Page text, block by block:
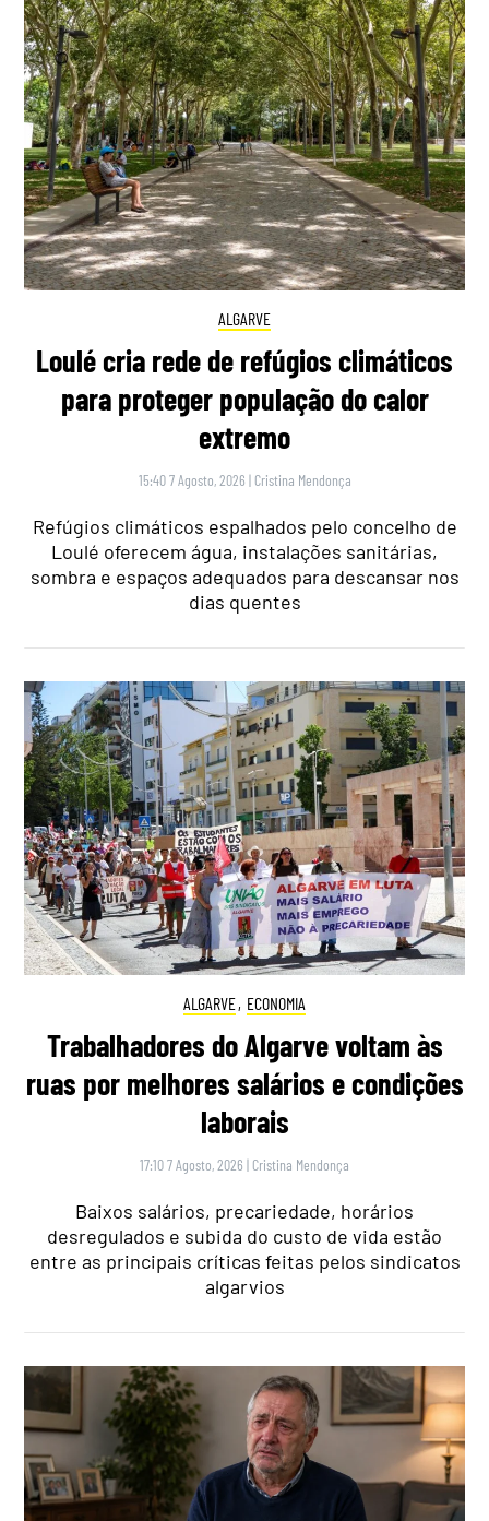
ALGARVE
Loulé cria rede de refúgios climáticos
para proteger população do calor
extremo
15:40 7 Agosto, 2026 | Cristina Mendonça
Refúgios climáticos espalhados pelo concelho de
Loulé oferecem água, instalações sanitárias,
sombra e espaços adequados para descansar nos
dias quentes
ALGARVE, ECONOMIA
Trabalhadores do Algarve voltam às
ruas por melhores salários e condições
laborais
17:10 7 Agosto, 2026 | Cristina Mendonça
Baixos salários, precariedade, horários
desregulados e subida do custo de vida estão
entre as principais críticas feitas pelos sindicatos
algarvios